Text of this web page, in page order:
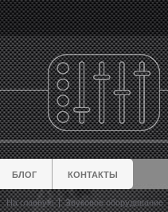
БЛОГ КОНТАКТЫ
На главную Звуковое оборудование